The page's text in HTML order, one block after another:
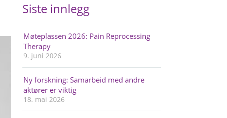
Siste innlegg
Møteplassen 2026: Pain Reprocessing
Therapy
9. juni 2026
Ny forskning: Samarbeid med andre
aktører er viktig
18. mai 2026